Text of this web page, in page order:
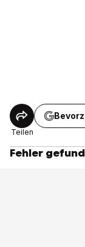
Teilen
Fehler